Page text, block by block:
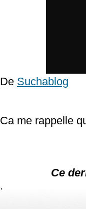
De Suchablog
Ca me rappelle
Ce
.